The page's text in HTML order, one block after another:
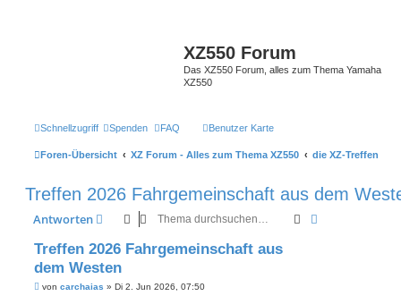
XZ550 Forum
Das XZ550 Forum, alles zum Thema Yamaha
XZ550
Schnellzugriff Spenden FAQ Benutzer Karte
Foren-Übersicht XZ Forum - Alles zum Thema XZ550 die XZ-Treffen
Treffen 2026 Fahrgemeinschaft aus dem
Antworten Suche
Treffen 2026 Fahrgemeinschaft aus
dem Westen
Bvon carchaias » Di 2. Jun 2026, 07:50